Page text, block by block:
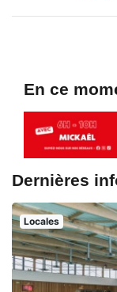
En ce
Dernières
Locales